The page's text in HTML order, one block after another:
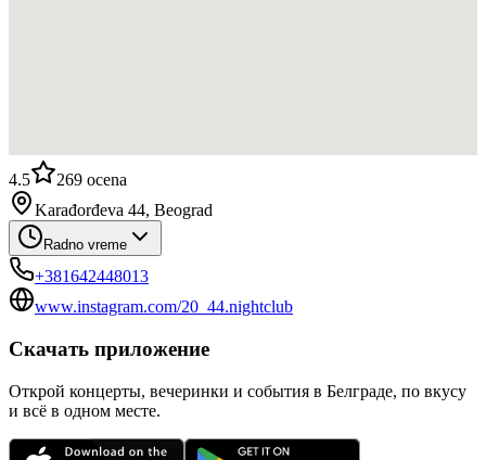
4.5 269 ocena
Karađorđeva 44, Beograd
Radno vreme
+381642448013
www.instagram.com/20_44.nightclub
Скачать приложение
Открой концерты, вечеринки и события в Белграде, по вкусу
и всё в одном месте.